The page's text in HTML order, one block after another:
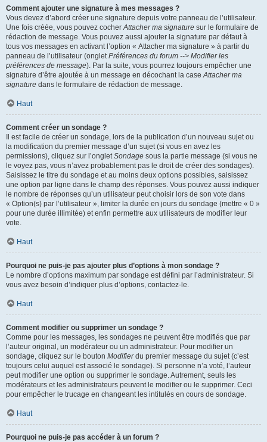
Comment ajouter une signature à mes messages ?
Vous devez d’abord créer une signature depuis votre panneau de l’utilisateur.
Une fois créée, vous pouvez cocherAttacher ma signature sur le formulaire de
rédaction de message. Vous pouvez aussi ajouter la signature par défaut à
tous vos messages en activant l’option « Attacher ma signature » à partir du
panneau de l’utilisateur (ongletPréférences du forum --> Modifier les
préférences de message). Par la suite, vous pourrez toujours empêcher une
signature d’être ajoutée à un message en décochant la caseAttacher ma
signature dans le formulaire de rédaction de message.
Haut
Comment créer un sondage ?
Il est facile de créer un sondage, lors de la publication d’un nouveau sujet ou
la modification du premier message d’un sujet (si vous en avez les
permissions), cliquez sur l’ongletSondage sous la partie message (si vous ne
le voyez pas, vous n’avez probablement pas le droit de créer des sondages).
Saisissez le titre du sondage et au moins deux options possibles, saisissez
une option par ligne dans le champ des réponses. Vous pouvez aussi indiquer
le nombre de réponses qu’un utilisateur peut choisir lors de son vote dans
« Option(s) par l’utilisateur », limiter la durée en jours du sondage (mettre « 0 »
pour une durée illimitée) et enfin permettre aux utilisateurs de modifier leur
vote.
Haut
Pourquoi ne puis-je pas ajouter plus d’options à mon sondage ?
Le nombre d’options maximum par sondage est défini par l’administrateur. Si
vous avez besoin d’indiquer plus d’options, contactez-le.
Haut
Comment modifier ou supprimer un sondage ?
Comme pour les messages, les sondages ne peuvent être modifiés que par
l’auteur original, un modérateur ou un administrateur. Pour modifier un
sondage, cliquez sur le bouton Modifierdu premier message du sujet (c’est
toujours celui auquel est associé le sondage). Si personne n’a voté, l’auteur
peut modifier une option ou supprimer le sondage. Autrement, seuls les
modérateurs et les administrateurs peuvent le modifier ou le supprimer. Ceci
pour empêcher le trucage en changeant les intitulés en cours de sondage.
Haut
Pourquoi ne puis-je pas accéder à un forum ?